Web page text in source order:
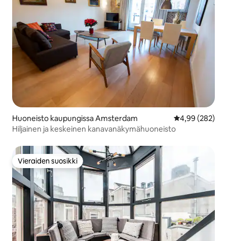
Huoneisto kaupungissa Amsterdam
4,99 (282)
Hiljainen ja keskeinen kanavanäkymähuoneisto
Vieraiden suosikki
Vieraiden suosikki